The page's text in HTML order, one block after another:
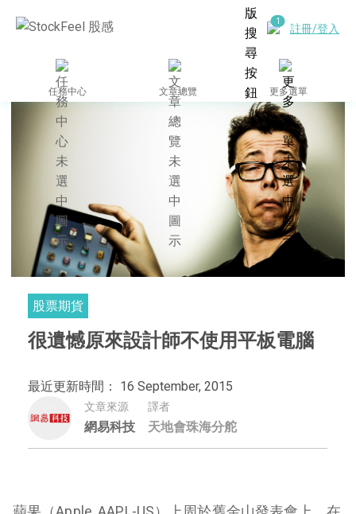
註冊/登入
任務中心 文章總覽 更多選單
股票期貨
很遺憾原來設計師不使用平板電腦
最近更新時間： 16 September, 2015
文章來源
網易科技
譯者
天地會珠海分舵